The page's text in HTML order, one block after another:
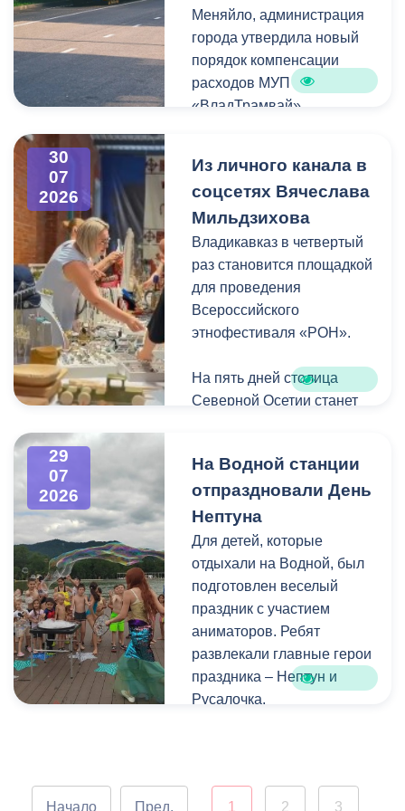
преобразования
набережной Терека как
главной прогулочной зоны
Владикавказа.
Колхидова и руководителя
Северо-Осетинского
отделения студенческих
отрядов Олега Габараева
и всех неравнодушных
гуманитарной помощи для
бойцов.
Мой канал в Макс.
Меняйло, администрация
города утвердила новый
порядок компенсации
расходов МУП
«ВладТрамвай».
проездной, необходимо
сдать фотографию 3×4 в
администрацию своей
школы. Проездной будет
действовать до конца
календарного года.
Пользоваться проездным
удостоверением может
которого он оформлен.
Владикавказа обещала,
что льгота сохранится и
будет предоставляться в
рамках нового
нормативного порядка.
Изменения были связаны
с тем, что в начале 2026
года полномочия по
организации
пассажирских перевозок
перешли в
30
07
2026
Из личного канала в
соцсетях Вячеслава
Мильдзихова
Владикавказ в четвертый
раз становится площадкой
для проведения
Всероссийского
этнофестиваля «РОН».
На пять дней столица
Северной Осетии станет
богатейшее культурное
наследие нашей великой
России.
29
07
2026
На Водной станции
отпраздновали День
Нептуна
Для детей, которые
отдыхали на Водной, был
подготовлен веселый
праздник с участием
аниматоров. Ребят
развлекали главные герои
праздника – Нептун и
Русалочка.
Цгоев, празднование Дня
Начало Пред. 1 2 3